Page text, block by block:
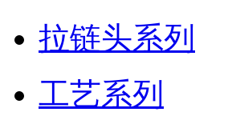
拉链头系列
工艺系列